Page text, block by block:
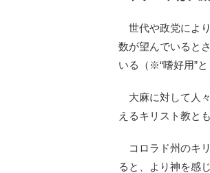
世代や政党によ
数が望んでいると
いる（※“嗜好用”
大麻に対して人
えるキリスト教と
コロラド州のキ
ると、より神を感